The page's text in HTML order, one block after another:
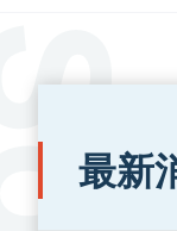
:::
最新